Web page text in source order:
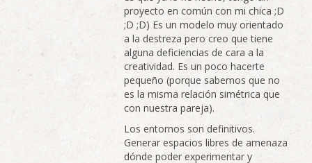
proyecto en común con mi chica ;D
;D ;D) Es un modelo muy orientado
a la destreza pero creo que tiene
alguna deficiencias de cara a la
creatividad. Es un poco hacerte
pequeño (porque sabemos que no
es la misma relación simétrica que
con nuestra pareja).
Los entornos son definitivos.
Generar espacios libres de amenaza
dónde poder experimentar y